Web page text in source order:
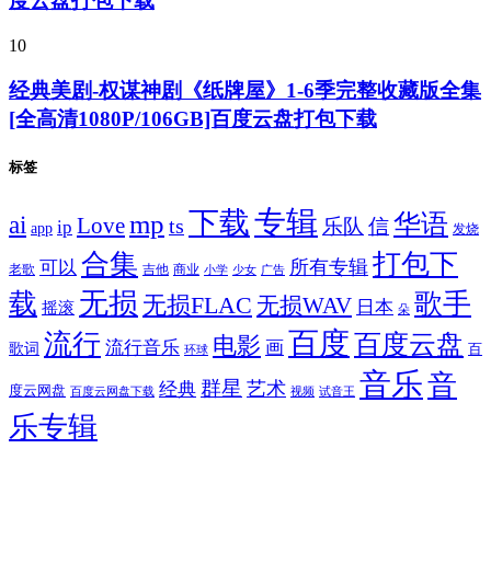
10
经典美剧-权谋神剧《纸牌屋》1-6季完整收藏版全集
[全高清1080P/106GB]百度云盘打包下载
标签
ai app ip Lovemp ts 下载专辑 乐队 信华语 发烧
老歌 可以 合集 吉他 商业 小学 少女 广告 所有专辑 打包下
载 摇滚 无损 无损FLAC 无损WAV 日本 朵 歌手
歌词 流行 流行音乐 环球 电影 画 百度百度云盘 百
度云网盘 百度云网盘下载 经典 群星 艺术 视频 试音王 音乐音
乐专辑